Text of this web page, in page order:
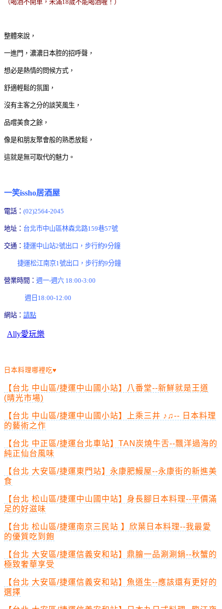
（喝酒不開車，未滿18歲不能喝酒喔！）
整體來說，
一進門， 濃濃日本腔的招呼聲，
想必是熱情的問候方式，
舒適輕鬆的氛圍，
沒有主客之分的談笑風生，
品嚐美食之餘，
像是和朋友聚會般的熟悉放鬆，
這就是無可取代的魅力。
一笑issho居酒屋
電話： (02)2564-2045
地址： 台北市中山區林森北路159巷57號
交通： 捷運中山站2號出口，步行約9分鐘
捷運松江南京1號出口，步行約9分鐘
營業時間： 週一-週六 18:00-3:00
週日18:00-12:00
網站： 請點
Ally愛玩樂
日本料理哪裡吃♥
【台北 中山區/捷運中山國小站】八番堂--新鮮就是王道
(晴光市場)
【台北 中山區/捷運中山國小站】上乘三井 ♪♫-- 日本料理
的藝術之作
【台北 中正區/捷運台北車站】TAN炭燒牛舌--飄洋過海的
純正仙台風味
【台北 大安區/捷運東門站】永康肥鰻屋--永康街的新進美
食
【台北 松山區/捷運中山國中站】身長腳日本料理--平價滿
足的好滋味
【台北 松山區/捷運南京三民站 】欣葉日本料理--我最愛
的優質吃到飽
【台北 大安區/捷運信義安和站】鼎膾一品涮涮鍋--秋蟹的
極致奢華享受
【台北 大安區/捷運信義安和站】魚道生--應該還有更好的
選擇